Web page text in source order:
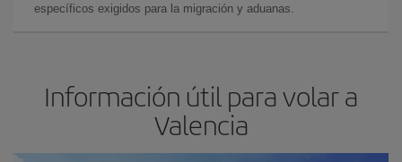
específicos exigidos para la migración y aduanas.
Información útil para volar a
Valencia